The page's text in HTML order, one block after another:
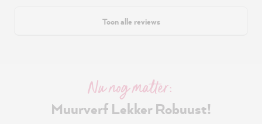
Toon alle reviews
Nu nog matter:
Muurverf Lekker Robuust!